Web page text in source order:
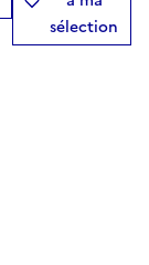
sélection